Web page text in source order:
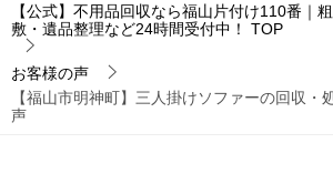
【公式】不用品回収なら福山片付け110番｜
敷・遺品整理など24時間受付中！
TOP
お客様の声
【福山市明神町】三人掛けソファーの回収
声